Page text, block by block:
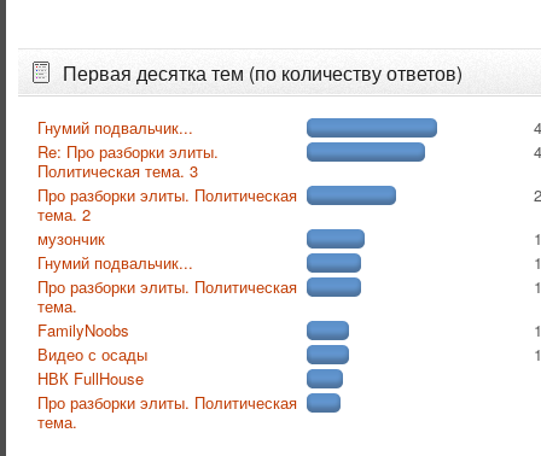
Первая десятка тем (по количеству ответов)
Гнумий подвальчик...
Re: Про разборки элиты.
Политическая тема. 3
Про разборки элиты. Политическая
тема. 2
музончик
Гнумий подвальчик...
Про разборки элиты. Политическая
тема.
FamilyNoobs
Видео с осады
НВК FullHouse
Про разборки элиты. Политическая
тема.